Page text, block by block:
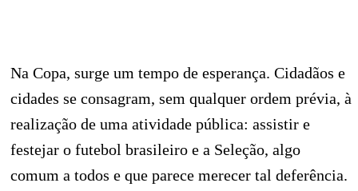
Na Copa, surge um tempo de esperança. Cidadãos e
cidades se consagram, sem qualquer ordem prévia, à
realização de uma atividade pública: assistir e
festejar o futebol brasileiro e a Seleção, algo
comum a todos e que parece merecer tal deferência.